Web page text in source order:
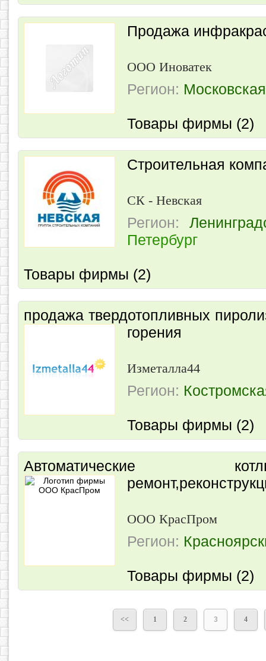
Продажа
ООО Иноватек
Регион:
Товары фирмы (2)
Строительная
СК - Невская
Регион:
Петербург
Товары фирмы (2)
продажа твердотопливных
горения
Изметалла44
Регион:
Товары фирмы (2)
Автоматические
ООО КрасПром
Регион:
Товары фирмы (2)
<< 1 2 3 4